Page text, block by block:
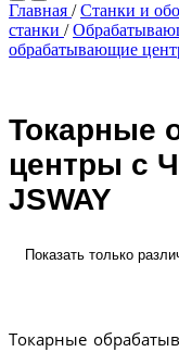
Главная / Станки и
станки /
обрабатывающие
Токарные
центры с
JSWAY
Показать только
Токарные